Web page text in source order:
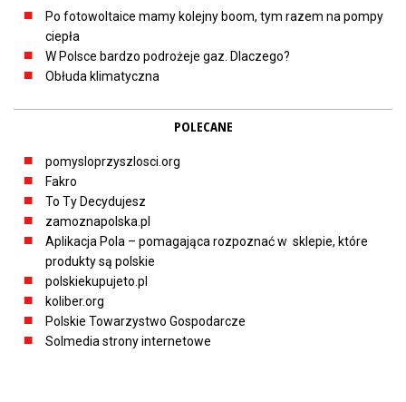
Po fotowoltaice mamy kolejny boom, tym razem na pompy
ciepła
W Polsce bardzo podrożeje gaz. Dlaczego?
Obłuda klimatyczna
POLECANE
pomysloprzyszlosci.org
Fakro
To Ty Decydujesz
zamoznapolska.pl
Aplikacja Pola – pomagająca rozpoznać w sklepie, które
produkty są polskie
polskiekupujeto.pl
koliber.org
Polskie Towarzystwo Gospodarcze
Solmedia strony internetowe